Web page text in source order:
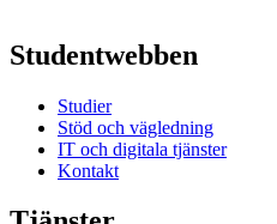
Studentwebben
Studier
Stöd och vägledning
IT och digitala tjänster
Kontakt